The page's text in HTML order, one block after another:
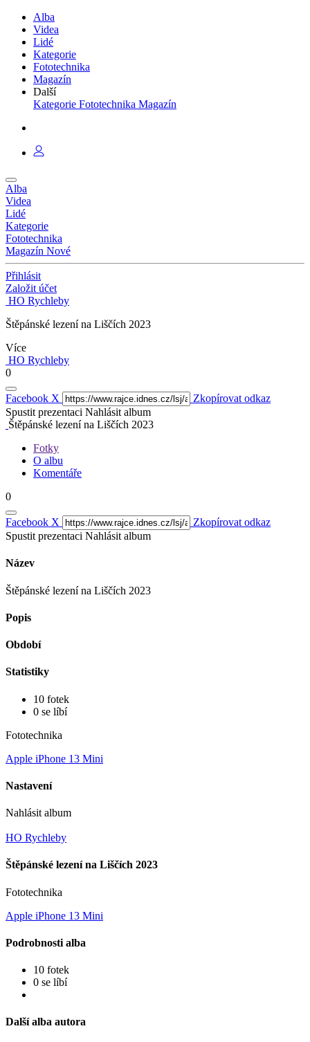
Alba
Videa
Lidé
Kategorie
Fototechnika
Magazín
Další
Kategorie Fototechnika Magazín
Alba
Videa
Lidé
Kategorie
Fototechnika
Magazín Nové
Přihlásit
Založit účet
HO Rychleby
Štěpánské lezení na Liščích 2023
Více
HO Rychleby
0
Facebook X
Zkopírovat odkaz
Spustit prezentaci Nahlásit album
Štěpánské lezení na Liščích 2023
Fotky
O albu
Komentáře
0
Facebook X
Zkopírovat odkaz
Spustit prezentaci Nahlásit album
Název
Štěpánské lezení na Liščích 2023
Popis
Období
Statistiky
10 fotek
0 se líbí
Fototechnika
Apple iPhone 13 Mini
Nastavení
Nahlásit album
HO Rychleby
Štěpánské lezení na Liščích 2023
Fototechnika
Apple iPhone 13 Mini
Podrobnosti alba
10 fotek
0 se líbí
Další alba autora